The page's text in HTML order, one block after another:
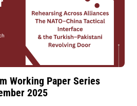
Working Paper Series
2025